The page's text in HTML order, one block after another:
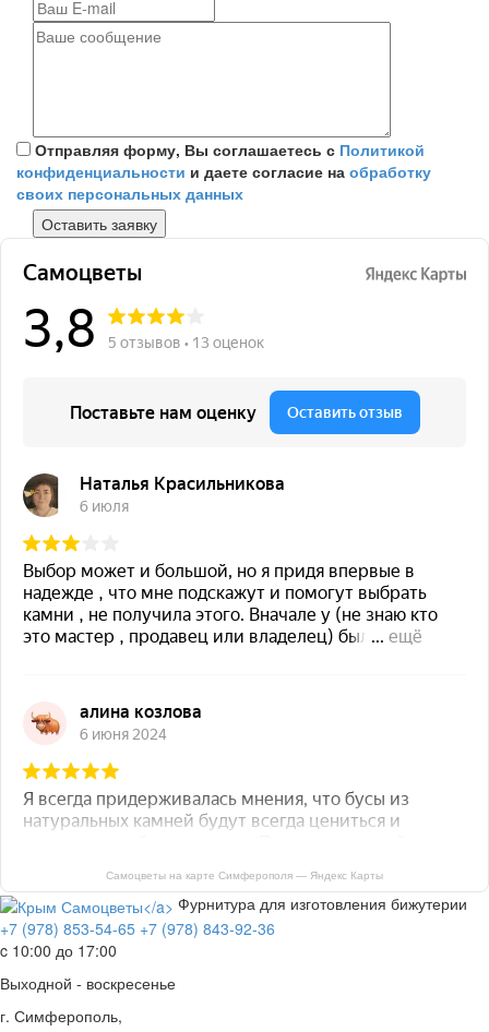
Отправляя форму, Вы соглашаетесь с Политикой
конфиденциальности и даете согласие на обработку
своих персональных данных
Самоцветы на карте Симферополя — Яндекс Карты
Фурнитура для изготовления бижутерии
+7 (978) 853-54-65 +7 (978) 843-92-36
c 10:00 до 17:00
Выходной - воскресенье
г. Симферополь,